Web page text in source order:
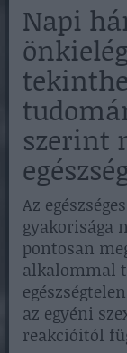
Napi
szerint
Az
gyakorisága
pontosan
alkalommal
az egyéni
reakcióitól